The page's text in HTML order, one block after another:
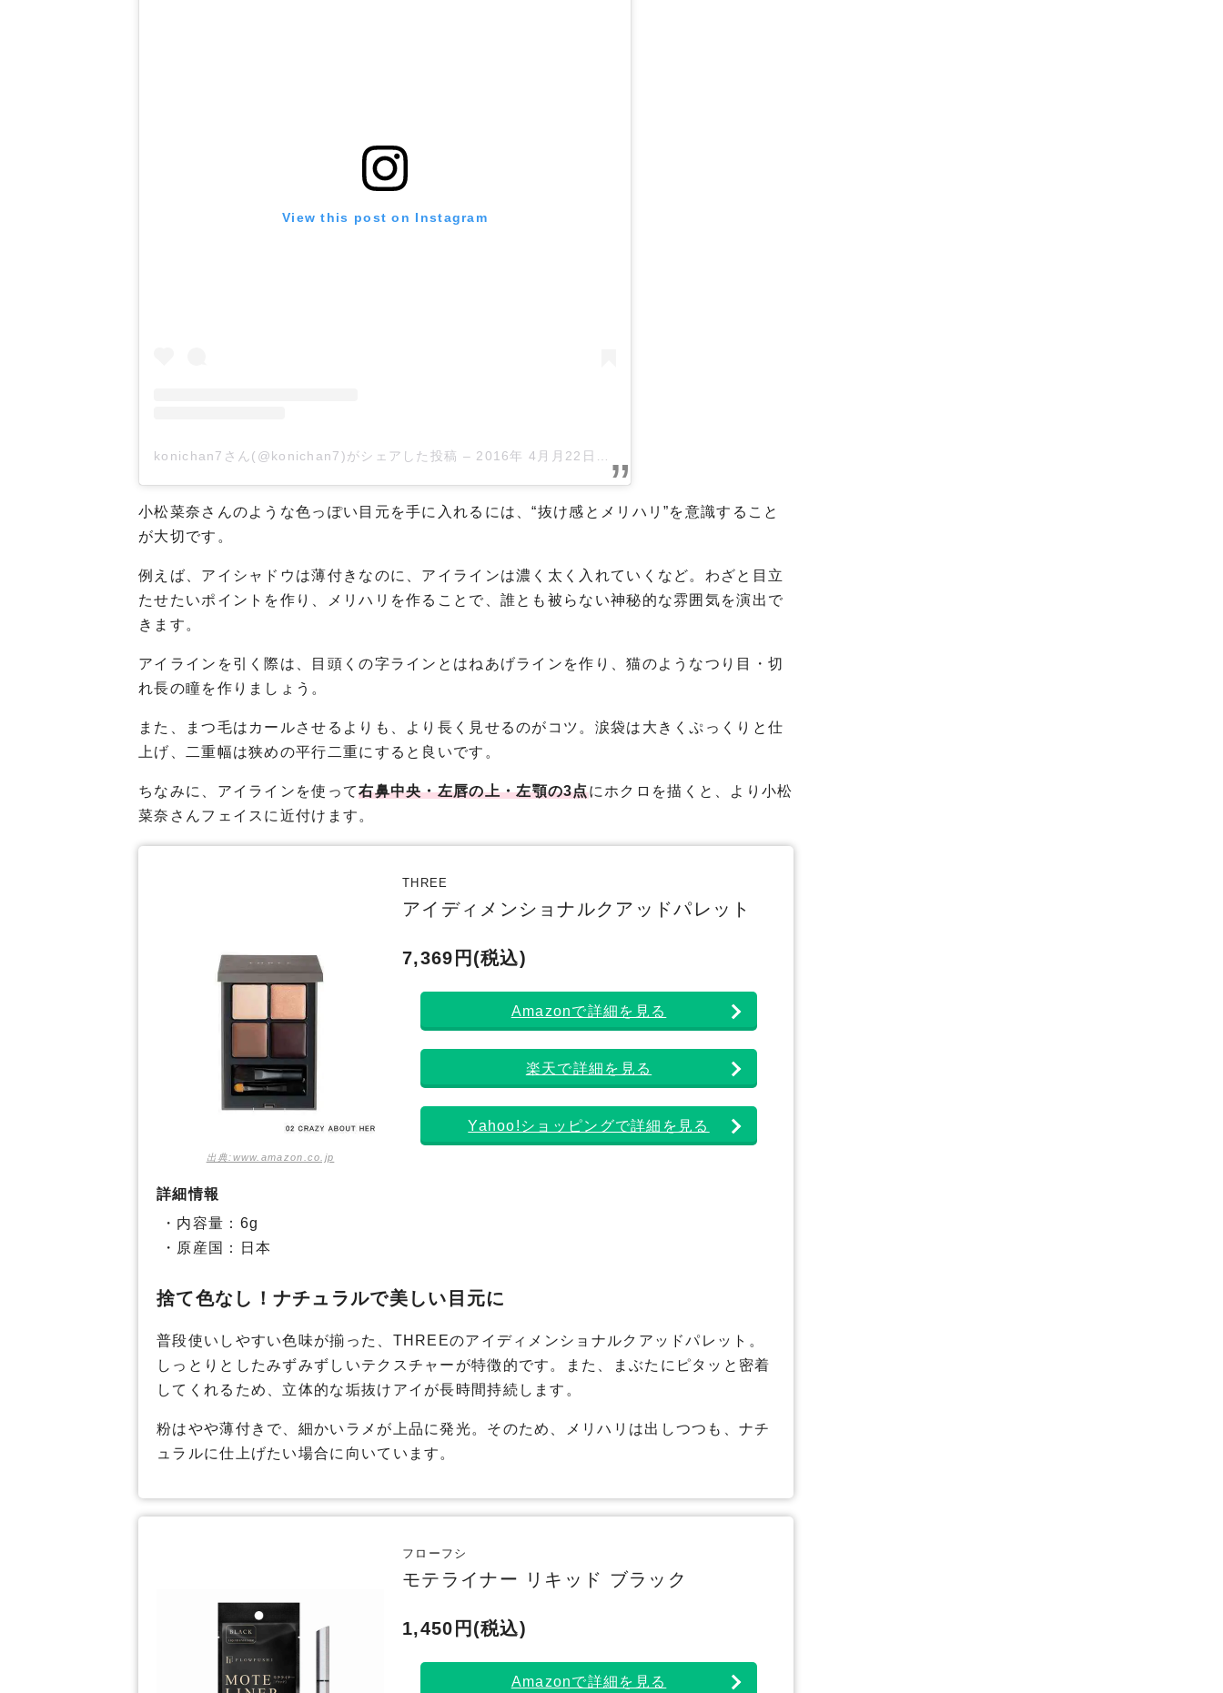
View this post on Instagram
konichan7さん(@konichan7)がシェアした投稿 – 2016年 4月月22日午前1時32分PDT
小松菜奈さんのような色っぽい目元を手に入れるには、“抜け感とメリハリ”を意識すること
が大切です。
例えば、アイシャドウは薄付きなのに、アイラインは濃く太く入れていくなど。わざと目立
たせたいポイントを作り、メリハリを作ることで、誰とも被らない神秘的な雰囲気を演出で
きます。
アイラインを引く際は、目頭くの字ラインとはねあげラインを作り、猫のようなつり目・切
れ長の瞳を作りましょう。
また、まつ毛はカールさせるよりも、より長く見せるのがコツ。涙袋は大きくぷっくりと仕
上げ、二重幅は狭めの平行二重にすると良いです。
ちなみに、アイラインを使って右鼻中央・左唇の上・左顎の3点にホクロを描くと、より小松
菜奈さんフェイスに近付けます。
出典:www.amazon.co.jp
THREE
アイディメンショナルクアッドパレット
7,369円(税込)
Amazonで詳細を見る
楽天で詳細を見る
Yahoo!ショッピングで詳細を見る
詳細情報
・内容量：6g
・原産国：日本
捨て色なし！ナチュラルで美しい目元に
普段使いしやすい色味が揃った、THREEのアイディメンショナルクアッドパレット。
しっとりとしたみずみずしいテクスチャーが特徴的です。また、まぶたにピタッと密着
してくれるため、立体的な垢抜けアイが長時間持続します。
粉はやや薄付きで、細かいラメが上品に発光。そのため、メリハリは出しつつも、ナチ
ュラルに仕上げたい場合に向いています。
フローフシ
モテライナー リキッド ブラック
1,450円(税込)
Amazonで詳細を見る